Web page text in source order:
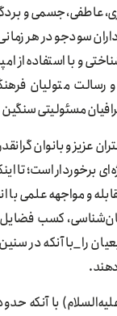
عاطفی، جسمی و
سود‌جو در هر
و با استفاده
رسالت متولیان
مسئولیتی
عزیز و بانوان
برخوردار است؛ تا
و مواجهه علمی
کسب
_با آنکه در سنین
با